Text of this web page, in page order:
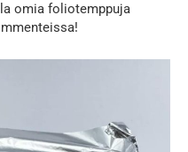
omia foliotemppuja